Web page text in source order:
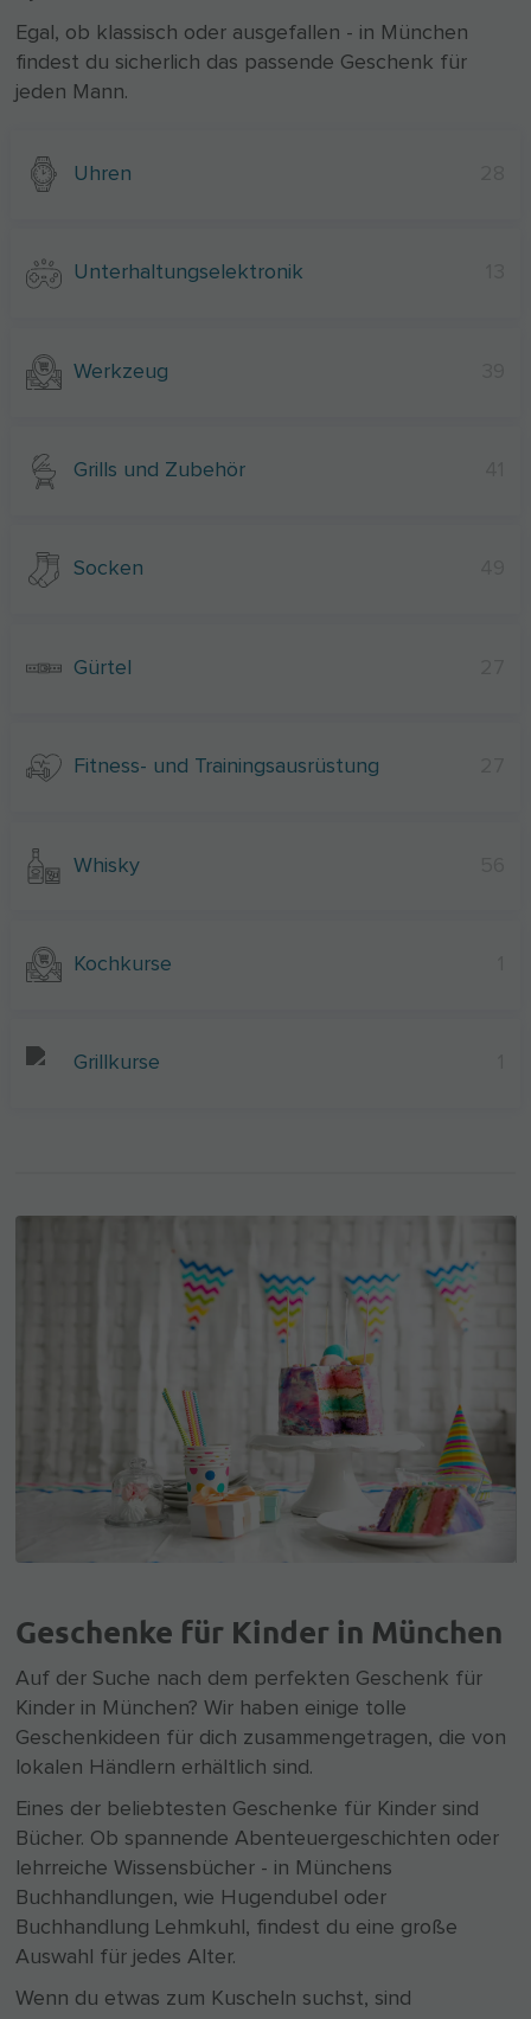
Egal, ob klassisch oder ausgefallen - in München
findest du sicherlich das passende Geschenk für
jeden Mann.
Uhren
Unterhaltungselektronik
Werkzeug
Grills und Zubehör
Socken
Gürtel
Fitness- und Trainingsausrüstung
Whisky
Kochkurse
Grillkurse
Geschenke für Kinder in München
Auf der Suche nach dem perfekten Geschenk für
Kinder in München? Wir haben einige tolle
Geschenkideen für dich zusammengetragen, die von
lokalen Händlern erhältlich sind.
Eines der beliebtesten Geschenke für Kinder sind
Bücher. Ob spannende Abenteuergeschichten oder
lehrreiche Wissensbücher - in Münchens
Buchhandlungen, wie Hugendubel oder
Buchhandlung Lehmkuhl, findest du eine große
Auswahl für jedes Alter.
Wenn du etwas zum Kuscheln suchst, sind